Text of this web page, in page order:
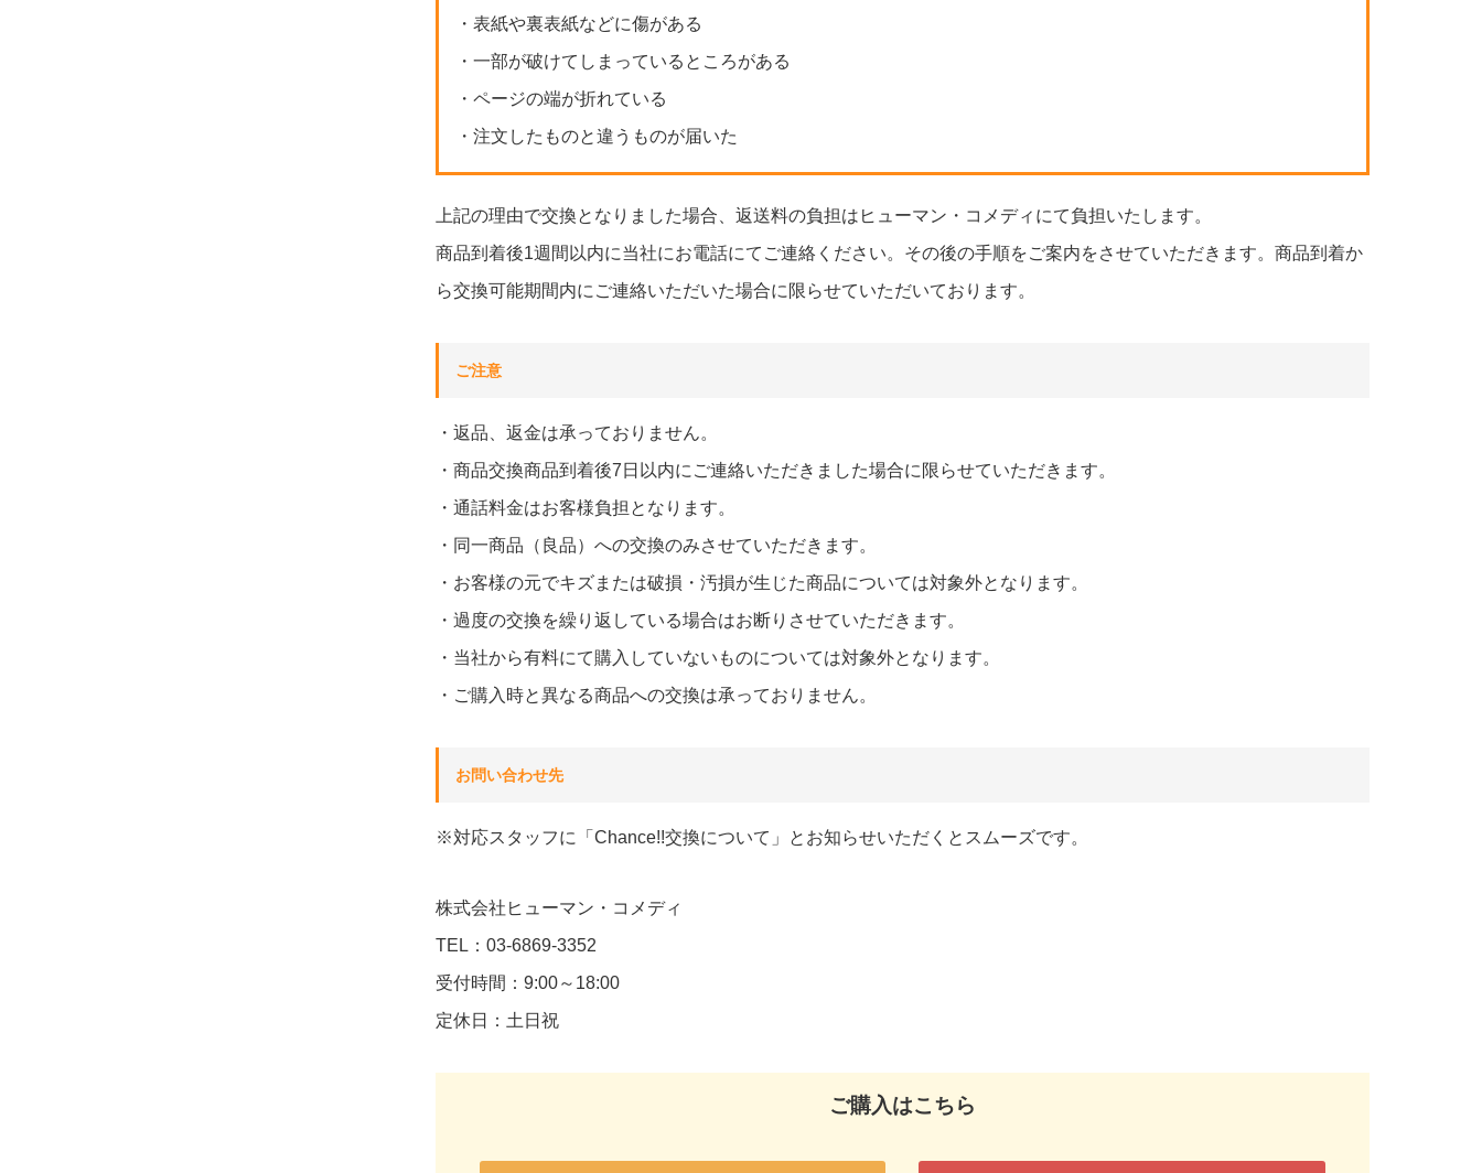
・表紙や裏表紙などに傷がある
・一部が破けてしまっているところがある
・ページの端が折れている
・注文したものと違うものが届いた
上記の理由で交換となりました場合、返送料の負担はヒューマン・コメディにて負担いたします。
商品到着後1週間以内に当社にお電話にてご連絡ください。その後の手順をご案内をさせていただきます。商品到着か
ら交換可能期間内にご連絡いただいた場合に限らせていただいております。
ご注意
・返品、返金は承っておりません。
・商品交換商品到着後7日以内にご連絡いただきました場合に限らせていただきます。
・通話料金はお客様負担となります。
・同一商品（良品）への交換のみさせていただきます。
・お客様の元でキズまたは破損・汚損が生じた商品については対象外となります。
・過度の交換を繰り返している場合はお断りさせていただきます。
・当社から有料にて購入していないものについては対象外となります。
・ご購入時と異なる商品への交換は承っておりません。
お問い合わせ先
※対応スタッフに「Chance!!交換について」とお知らせいただくとスムーズです。
株式会社ヒューマン・コメディ
TEL：03-6869-3352
受付時間：9:00～18:00
定休日：土日祝
ご購入はこちら